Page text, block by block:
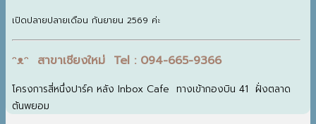
เปิดปลายปลายเดือน กันยายน 2569 ค่ะ
ᵔᴥᵔ สาขาเชียงใหม่ Tel : 094-665-9366
โครงการสี่หนึ่งปาร์ค หลัง Inbox Cafe ทางเข้ากองบิน 41 ฝั่งตลาด
ต้นพยอม